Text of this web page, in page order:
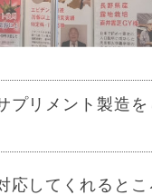
プリメント製造
応してくれると